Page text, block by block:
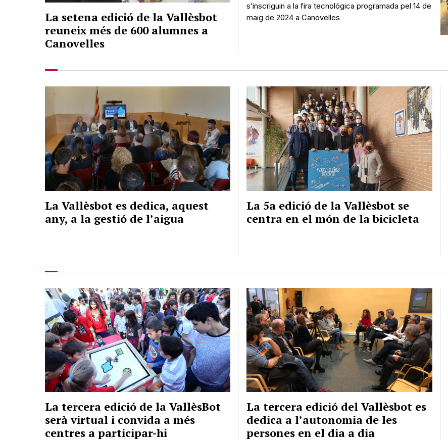
La setena edició de la Vallèsbot
reuneix més de 600 alumnes a
Canovelles
s’inscriguin a la fira tecnológica programada pel 14 de
maig de 2024 a Canovelles
La Vallèsbot es dedica, aquest
any, a la gestió de l’aigua
La 5a edició de la Vallèsbot se
centra en el món de la bicicleta
La tercera edició de la VallèsBot
serà virtual i convida a més
centres a participar-hi
La tercera edició del Vallèsbot es
dedica a l’autonomia de les
persones en el dia a dia